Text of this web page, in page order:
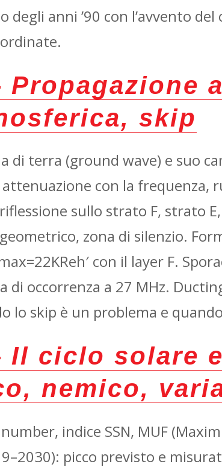
anni ’90 con l’avvento
Propagazione
skip
di terra (ground wave) e suo
con la frequenza,
sullo strato F, strato
zona di silenzio.
con il layer F.
di occorrenza a 27 MHz.
lo skip è un problema e
Il ciclo solare
nemico,
indice SSN, MUF
picco previsto e